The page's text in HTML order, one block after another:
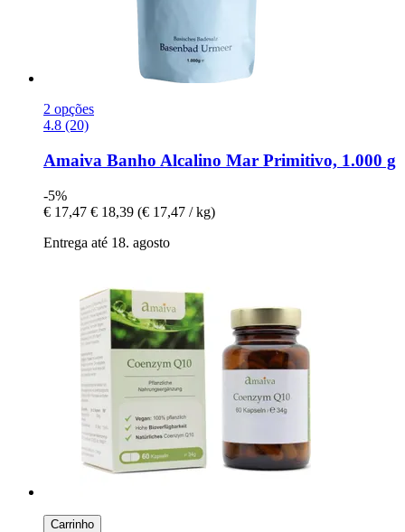
2 opções
4.8 (20)
Amaiva Banho Alcalino Mar Primitivo, 1.000 g
-5%
€ 17,47 € 18,39 (€ 17,47 / kg)
Entrega até 18. agosto
Carrinho